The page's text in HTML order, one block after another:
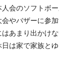
会のソフトボ
やバザーに参
あまり出かけ
は家で家族と